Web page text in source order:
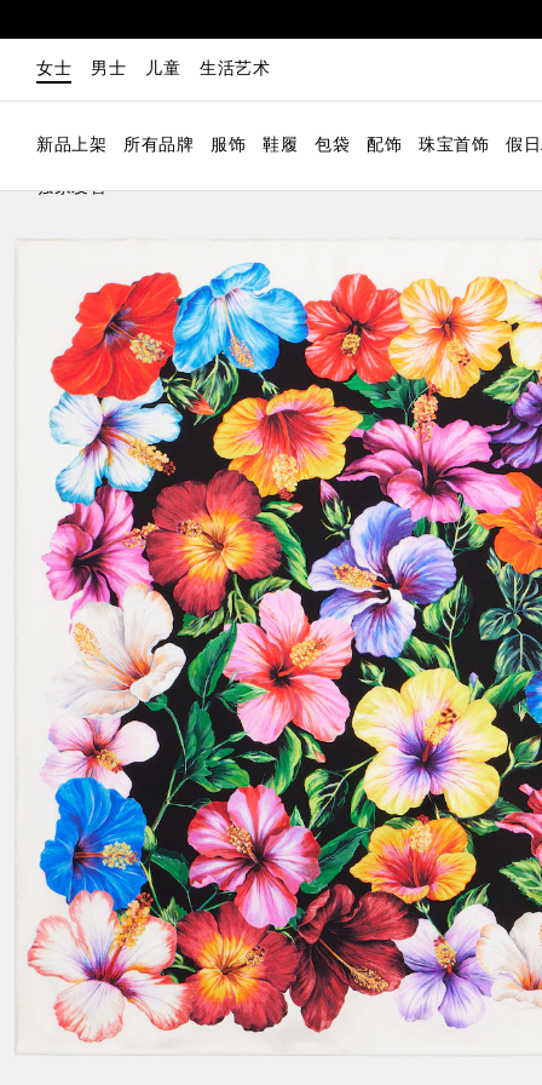
女士 男士 儿童 生活艺术
新品上架 所有品牌 服饰 鞋履 包袋 配饰 珠宝首饰 假
独家发售